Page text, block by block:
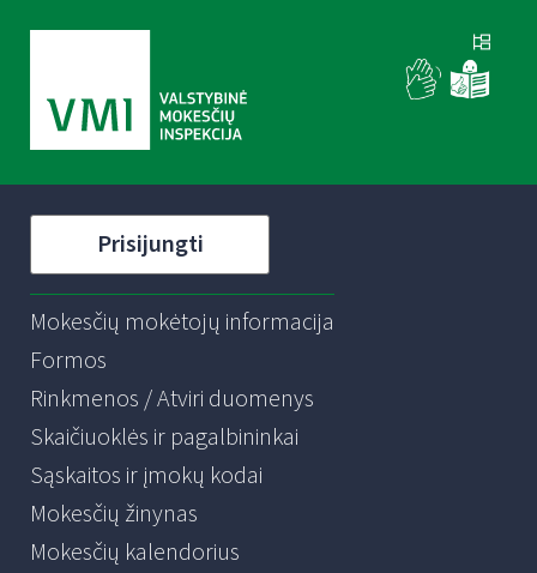
Prisijungti
Mokesčių mokėtojų informacija
Formos
Rinkmenos / Atviri duomenys
Skaičiuoklės ir pagalbininkai
Sąskaitos ir įmokų kodai
Mokesčių žinynas
Mokesčių kalendorius